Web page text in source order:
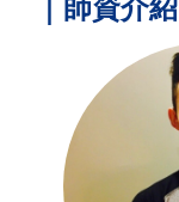
｜師資介紹